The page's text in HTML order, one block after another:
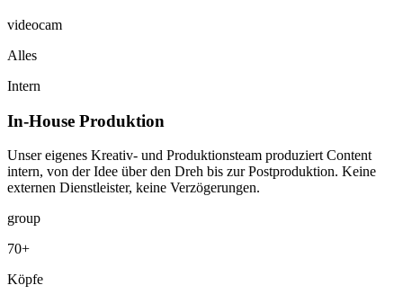
videocam
Alles
Intern
In-House Produktion
Unser eigenes Kreativ- und Produktionsteam produziert Content
intern, von der Idee über den Dreh bis zur Postproduktion. Keine
externen Dienstleister, keine Verzögerungen.
group
70+
Köpfe